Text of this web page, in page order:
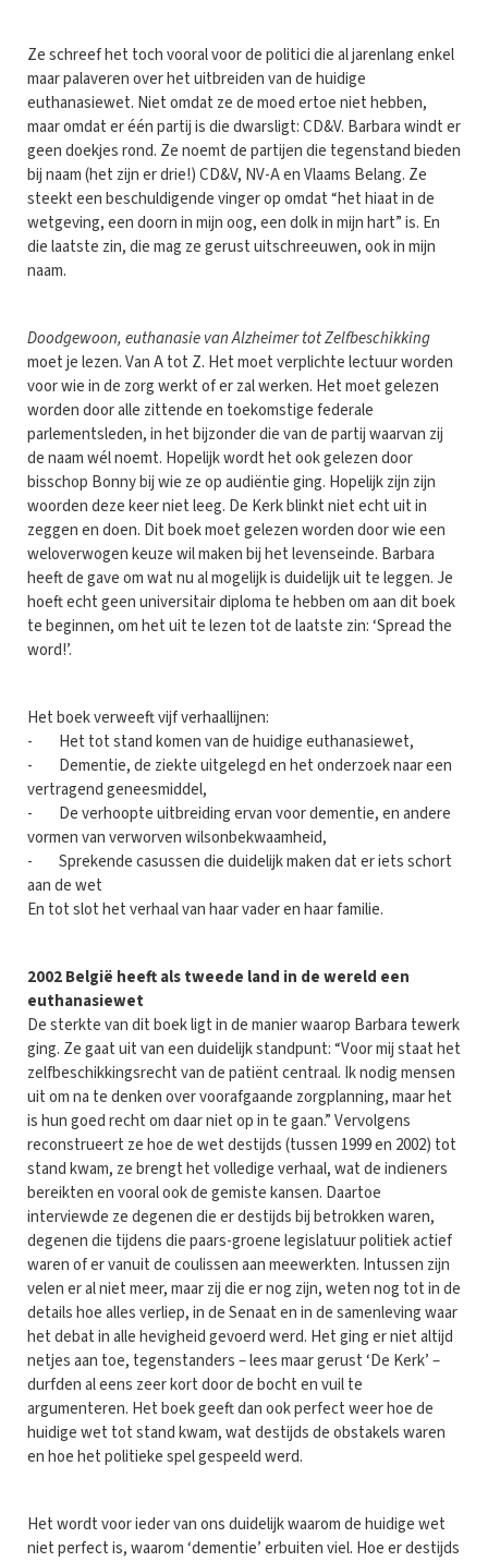
Ze schreef het toch vooral voor de politici die al jarenlang enkel
maar palaveren over het uitbreiden van de huidige
euthanasiewet. Niet omdat ze de moed ertoe niet hebben,
maar omdat er één partij is die dwarsligt: CD&V. Barbara windt er
geen doekjes rond. Ze noemt de partijen die tegenstand bieden
bij naam (het zijn er drie!) CD&V, NV-A en Vlaams Belang. Ze
steekt een beschuldigende vinger op omdat “het hiaat in de
wetgeving, een doorn in mijn oog, een dolk in mijn hart” is. En
die laatste zin, die mag ze gerust uitschreeuwen, ook in mijn
naam.
Doodgewoon, euthanasie van Alzheimer tot Zelfbeschikking
moet je lezen. Van A tot Z. Het moet verplichte lectuur worden
voor wie in de zorg werkt of er zal werken. Het moet gelezen
worden door alle zittende en toekomstige federale
parlementsleden, in het bijzonder die van de partij waarvan zij
de naam wél noemt. Hopelijk wordt het ook gelezen door
bisschop Bonny bij wie ze op audiëntie ging. Hopelijk zijn zijn
woorden deze keer niet leeg. De Kerk blinkt niet echt uit in
zeggen en doen. Dit boek moet gelezen worden door wie een
weloverwogen keuze wil maken bij het levenseinde. Barbara
heeft de gave om wat nu al mogelijk is duidelijk uit te leggen. Je
hoeft echt geen universitair diploma te hebben om aan dit boek
te beginnen, om het uit te lezen tot de laatste zin: ‘Spread the
word!’.
Het boek verweeft vijf verhaallijnen:
- Het tot stand komen van de huidige euthanasiewet,
- Dementie, de ziekte uitgelegd en het onderzoek naar een
vertragend geneesmiddel,
- De verhoopte uitbreiding ervan voor dementie, en andere
vormen van verworven wilsonbekwaamheid,
- Sprekende casussen die duidelijk maken dat er iets schort
aan de wet
En tot slot het verhaal van haar vader en haar familie.
2002 België heeft als tweede land in de wereld een
euthanasiewet
De sterkte van dit boek ligt in de manier waarop Barbara tewerk
ging. Ze gaat uit van een duidelijk standpunt: “Voor mij staat het
zelfbeschikkingsrecht van de patiënt centraal. Ik nodig mensen
uit om na te denken over voorafgaande zorgplanning, maar het
is hun goed recht om daar niet op in te gaan.” Vervolgens
reconstrueert ze hoe de wet destijds (tussen 1999 en 2002) tot
stand kwam, ze brengt het volledige verhaal, wat de indieners
bereikten en vooral ook de gemiste kansen. Daartoe
interviewde ze degenen die er destijds bij betrokken waren,
degenen die tijdens die paars-groene legislatuur politiek actief
waren of er vanuit de coulissen aan meewerkten. Intussen zijn
velen er al niet meer, maar zij die er nog zijn, weten nog tot in de
details hoe alles verliep, in de Senaat en in de samenleving waar
het debat in alle hevigheid gevoerd werd. Het ging er niet altijd
netjes aan toe, tegenstanders – lees maar gerust ‘De Kerk’ –
durfden al eens zeer kort door de bocht en vuil te
argumenteren. Het boek geeft dan ook perfect weer hoe de
huidige wet tot stand kwam, wat destijds de obstakels waren
en hoe het politieke spel gespeeld werd.
Het wordt voor ieder van ons duidelijk waarom de huidige wet
niet perfect is, waarom ‘dementie’ erbuiten viel. Hoe er destijds